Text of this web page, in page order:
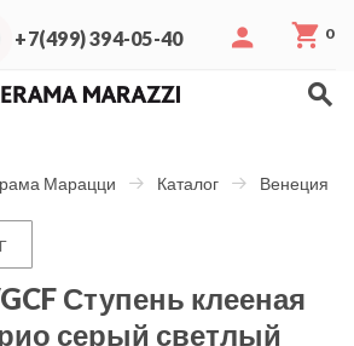
+7(499) 394-05-40 0
Марацци Каталог Венеция
Ступень клееная
серый светлый